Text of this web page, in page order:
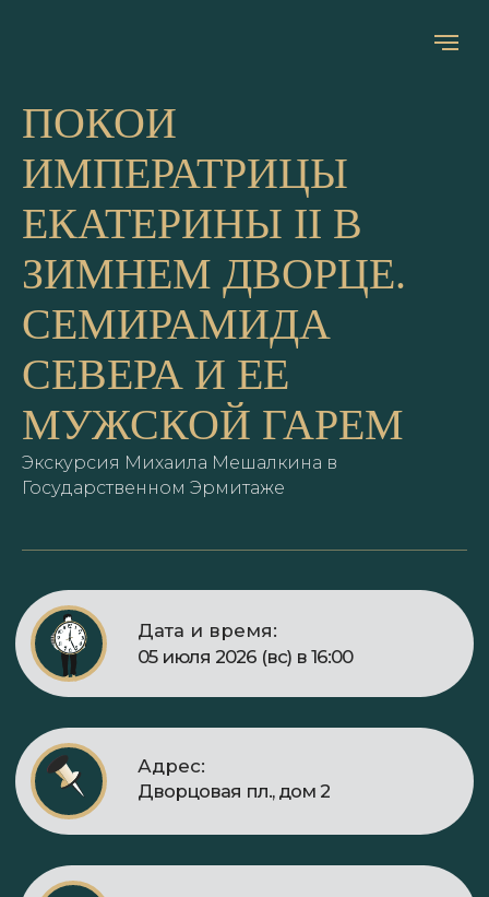
НА ГЛАВНУЮ
ПОКОИ
ИМПЕРАТРИЦЫ
ЕКАТЕРИНЫ II В
ЗИМНЕМ ДВОРЦЕ.
СЕМИРАМИДА
СЕВЕРА И ЕЕ
МУЖСКОЙ ГАРЕМ
Экскурсия Михаила Мешалкина в
Государственном Эрмитаже
Адрес:
05 июля 2026 (вс) в 16:00
Цена:
3800 руб КУПИТЬ БИЛЕТ →